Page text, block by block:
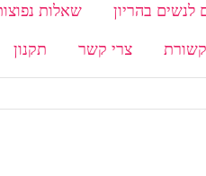
לנשים בהריון
שאלות
צרי קשר תקנון